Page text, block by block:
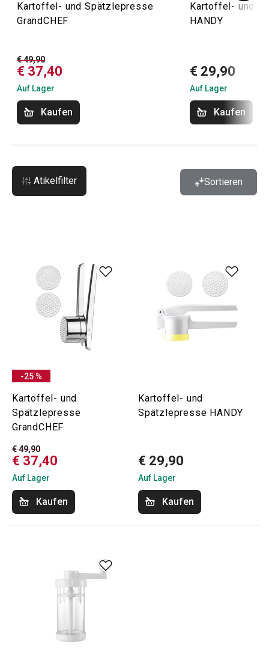
Kartoffel- und Spätzlepresse
GrandCHEF
€ 49,90
€ 37,40
Auf Lager
Kaufen
Kartoffel- und
HANDY
€ 29,90
Auf Lager
Kaufen
Atikelfilter Sortieren
-25 %
Kartoffel- und
Spätzlepresse
GrandCHEF
€ 49,90
€ 37,40
Auf Lager
Kaufen
Kartoffel- und
Spätzlepresse HANDY
€ 29,90
Auf Lager
Kaufen